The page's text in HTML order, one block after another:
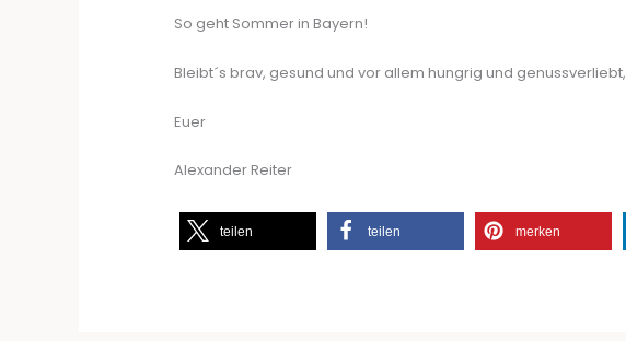
So geht Sommer in Bayern!
Bleibt´s brav, gesund und vor allem hungrig und genussverliebt,
Euer
Alexander Reiter
teilen teilen merken